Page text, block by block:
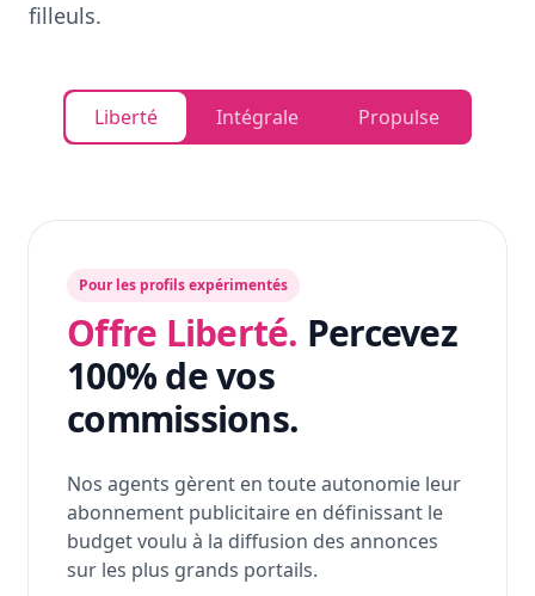
filleuls.
Liberté Intégrale Propulse
Pour les profils expérimentés
Offre Liberté. Percevez
100% de vos
commissions.
Nos agents gèrent en toute autonomie leur
abonnement publicitaire en définissant le
budget voulu à la diffusion des annonces
sur les plus grands portails.